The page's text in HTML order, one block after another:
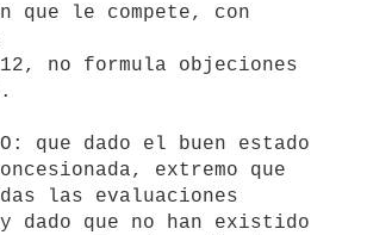
que le compete, con
no formula objeciones
que dado el buen estado
extremo que
las evaluaciones
dado que no han existido